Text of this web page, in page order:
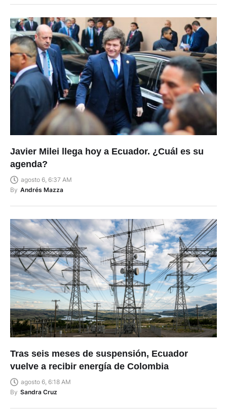
Javier Milei llega hoy a Ecuador. ¿Cuál es su
agenda?
agosto 6, 6:37 AM
By Andrés Mazza
Tras seis meses de suspensión, Ecuador
vuelve a recibir energía de Colombia
agosto 6, 6:18 AM
By Sandra Cruz